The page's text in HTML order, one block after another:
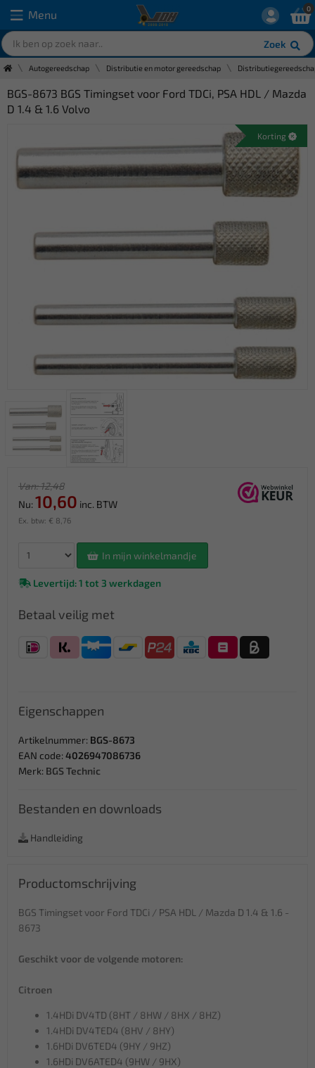
Menu
Zoek
0
Autogereedschap Distributie en motor gereedschap
BGS-8673 BGS Timingset voor Ford TDCi, PSA HDL / Mazda
D 1.4 & 1.6 Volvo
Korting
Van: 12,48
Nu: 10,60 inc. BTW
Ex. btw: € 8,76
In mijn winkelmandje
Levertijd: 1 tot 3 werkdagen
Betaal veilig met
Eigenschappen
Artikelnummer: BGS-8673
EAN code: 4026947086736
Merk: BGS Technic
Bestanden en downloads
Handleiding
Productomschrijving
BGS Timingset voor Ford TDCi / PSA HDL / Mazda D 1.4 & 1.6 -
8673
Geschikt voor de volgende motoren:
Citroen
1.4HDi DV4TD (8HT / 8HW / 8HX / 8HZ)
1.4HDi DV4TED4 (8HV / 8HY)
1.6HDi DV6TED4 (9HY / 9HZ)
1.6HDi DV6ATED4 (9HW / 9HX)